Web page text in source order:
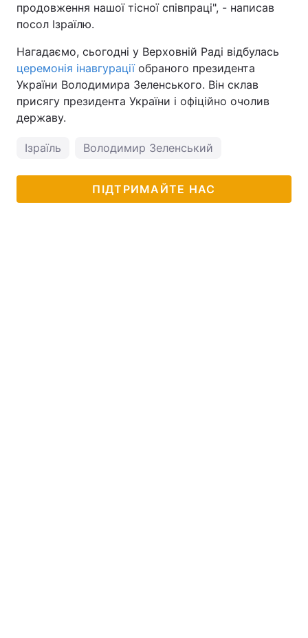
Тема оформлення
продовження нашої тісної співпраці", - написав
посол Ізраїлю.
Нагадаємо, сьогодні у Верховній Раді відбулась
церемонія інавгураціїобраного президента
України Володимира Зеленського. Він склав
присягу президента України і офіційно очолив
державу.
Ізраїль Володимир Зеленський
ПІДТРИМАЙТЕ НАС